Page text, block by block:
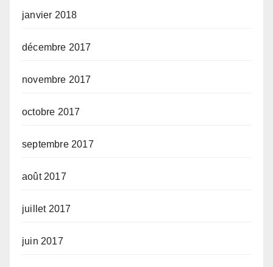
janvier 2018
décembre 2017
novembre 2017
octobre 2017
septembre 2017
août 2017
juillet 2017
juin 2017